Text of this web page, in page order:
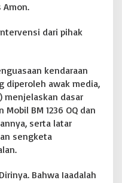
Amon.
dari pihak
kendaraan
diperoleh awak media,
menjelaskan dasar
BM 1236 OQ dan
serta latar
sengketa
Bahwa Iaadalah